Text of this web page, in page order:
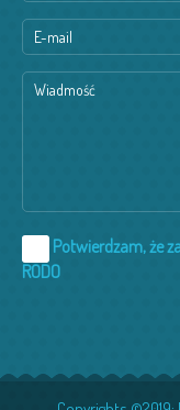
Potwierdzam, że
RODO